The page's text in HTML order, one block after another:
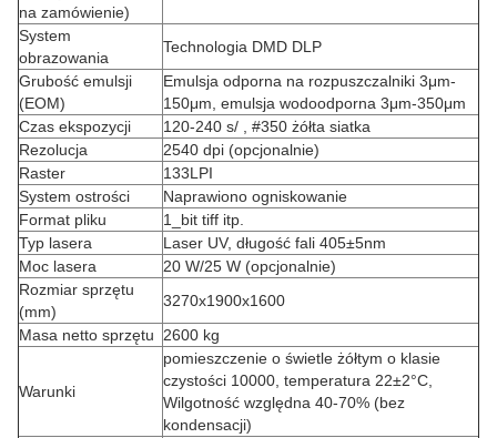
na zamówienie)
System
obrazowania
Technologia DMD DLP
Grubość emulsji
(EOM)
Emulsja odporna na rozpuszczalniki 3μm-
150μm, emulsja wodoodporna 3μm-350μm
Czas ekspozycji
120-240 s/ , #350 żółta siatka
Rezolucja
2540 dpi (opcjonalnie)
Raster
133LPI
System ostrości
Naprawiono ogniskowanie
Format pliku
1_bit tiff itp.
Typ lasera
Laser UV, długość fali 405±5nm
Moc lasera
20 W/25 W (opcjonalnie)
Rozmiar sprzętu
(mm)
3270x1900x1600
Masa netto sprzętu
2600 kg
Warunki
pomieszczenie o świetle żółtym o klasie
czystości 10000, temperatura 22±2°C,
Wilgotność względna 40-70% (bez
kondensacji)